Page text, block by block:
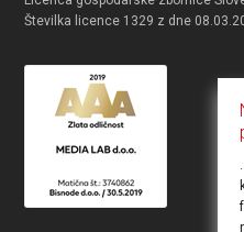
Številka licence 1329 z dne